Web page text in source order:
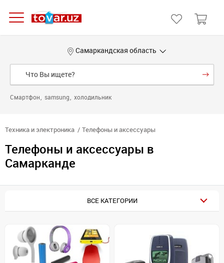
Самаркандская область
Смартфон samsung холодильник
Техника и электроника Телефоны и аксессуары
Телефоны и аксессуары в
Самарканде
ВСЕ КАТЕГОРИИ